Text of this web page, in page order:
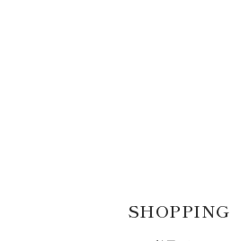
SHOPPING